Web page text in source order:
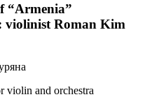
“Armenia”
violinist Roman Kim
violin and orchestra